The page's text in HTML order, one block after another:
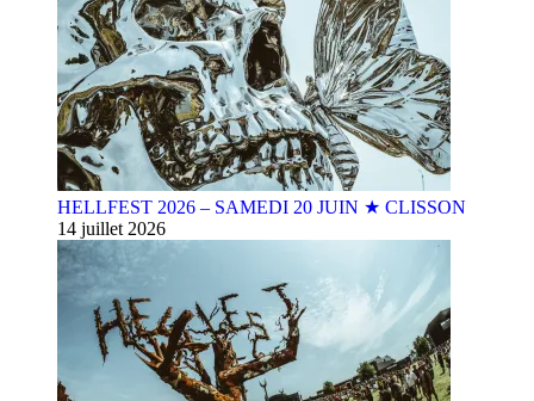
HELLFEST 2026 – SAMEDI 20 JUIN ★ CLISSON
14 juillet 2026